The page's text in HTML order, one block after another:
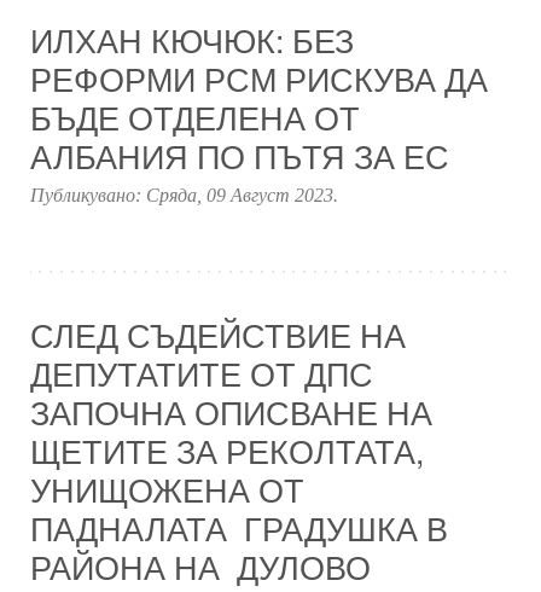
ИЛХАН КЮЧЮК: БЕЗ
РЕФОРМИ РСМ РИСКУВА ДА
БЪДЕ ОТДЕЛЕНА ОТ
АЛБАНИЯ ПО ПЪТЯ ЗА ЕС
Публикувано: Сряда, 09 Август 2023.
СЛЕД СЪДЕЙСТВИЕ НА
ДЕПУТАТИТЕ ОТ ДПС
ЗАПОЧНА ОПИСВАНЕ НА
ЩЕТИТЕ ЗА РЕКОЛТАТА,
УНИЩОЖЕНА ОТ
ПАДНАЛАТА ГРАДУШКА В
РАЙОНА НА ДУЛОВО